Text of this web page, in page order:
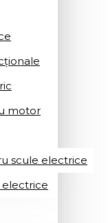
motor
scule electrice
electrice